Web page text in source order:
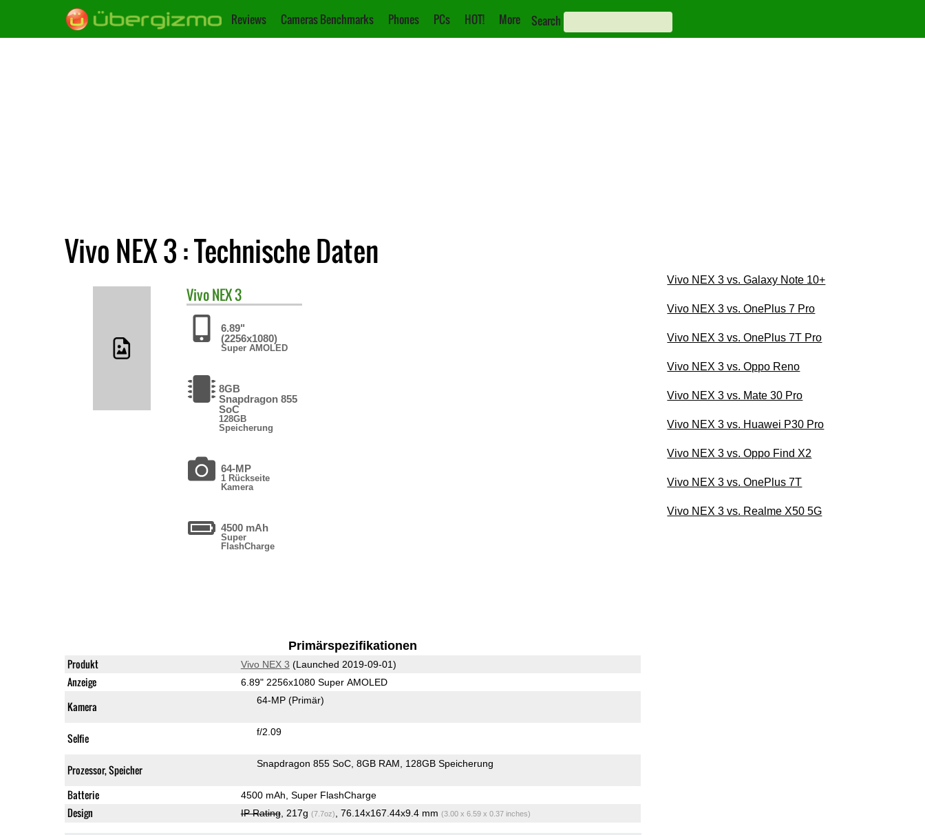
Reviews Cameras Benchmarks Phones PCs HOT! More Search
Vivo NEX 3 : Technische Daten
VivoNEX 3
6.89"
(2256x1080)
Super AMOLED
8GB
Snapdragon 855
SoC
128GB
Speicherung
64-MP
1 Rückseite
Kamera
4500 mAh
Super
FlashCharge
Primärspezifikationen
Produkt Vivo NEX 3 (Launched 2019-09-01)
Anzeige 6.89" 2256x1080 Super AMOLED
Kamera 64-MP (Primär)
Selfie f/2.09
Prozessor, Speicher Snapdragon 855 SoC 8GB RAM 128GB Speicherung
Batterie 4500 mAh, Super FlashCharge
Design IP Rating, 217g (7.7oz) , 76.14x167.44x9.4 mm (3.00 x 6.59 x 0.37 inches)
Vivo NEX 3 vs. Galaxy Note 10+
Vivo NEX 3 vs. OnePlus 7 Pro
Vivo NEX 3 vs. OnePlus 7T Pro
Vivo NEX 3 vs. Oppo Reno
Vivo NEX 3 vs. Mate 30 Pro
Vivo NEX 3 vs. Huawei P30 Pro
Vivo NEX 3 vs. Oppo Find X2
Vivo NEX 3 vs. OnePlus 7T
Vivo NEX 3 vs. Realme X50 5G